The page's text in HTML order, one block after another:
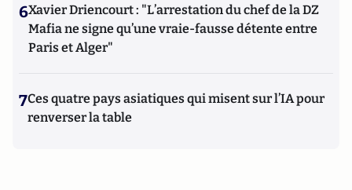
6Xavier Driencourt : "L’arrestation du chef de la DZ
Mafia ne signe qu’une vraie-fausse détente entre
Paris et Alger"
7Ces quatre pays asiatiques qui misent sur l’IA pour
renverser la table